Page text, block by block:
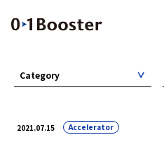
2021.07.15 Accelerator
Category